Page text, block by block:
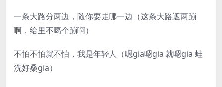
一条大路分两边，随你要走哪一边（这条大路遮两蹦
啊，给里不噶个蹦啊）
不怕不怕就不怕，我是年轻人（嗯gia嗯gia 就嗯gia 蛙
洗好桑gia）